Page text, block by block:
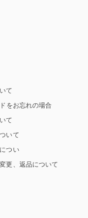
て
をお忘れの場合
て
いて
つい
更、返品について